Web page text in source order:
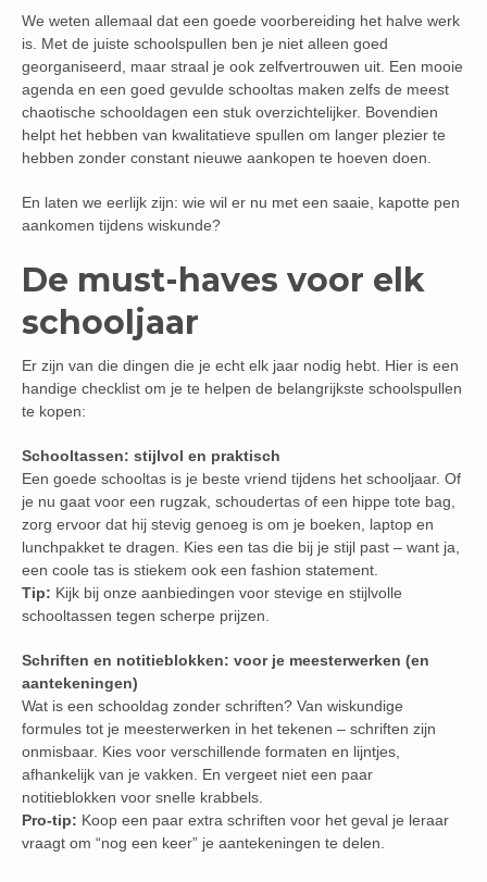
We weten allemaal dat een goede voorbereiding het halve werk
is. Met de juiste schoolspullen ben je niet alleen goed
georganiseerd, maar straal je ook zelfvertrouwen uit. Een mooie
agenda en een goed gevulde schooltas maken zelfs de meest
chaotische schooldagen een stuk overzichtelijker. Bovendien
helpt het hebben van kwalitatieve spullen om langer plezier te
hebben zonder constant nieuwe aankopen te hoeven doen.
En laten we eerlijk zijn: wie wil er nu met een saaie, kapotte pen
aankomen tijdens wiskunde?
De must-haves voor elk
schooljaar
Er zijn van die dingen die je echt elk jaar nodig hebt. Hier is een
handige checklist om je te helpen de belangrijkste schoolspullen
te kopen:
Schooltassen: stijlvol en praktisch
Een goede schooltas is je beste vriend tijdens het schooljaar. Of
je nu gaat voor een rugzak, schoudertas of een hippe tote bag,
zorg ervoor dat hij stevig genoeg is om je boeken, laptop en
lunchpakket te dragen. Kies een tas die bij je stijl past – want ja,
een coole tas is stiekem ook een fashion statement.
Tip: Kijk bij onze aanbiedingen voor stevige en stijlvolle
schooltassen tegen scherpe prijzen.
Schriften en notitieblokken: voor je meesterwerken (en
aantekeningen)
Wat is een schooldag zonder schriften? Van wiskundige
formules tot je meesterwerken in het tekenen – schriften zijn
onmisbaar. Kies voor verschillende formaten en lijntjes,
afhankelijk van je vakken. En vergeet niet een paar
notitieblokken voor snelle krabbels.
Pro-tip: Koop een paar extra schriften voor het geval je leraar
vraagt om “nog een keer” je aantekeningen te delen.